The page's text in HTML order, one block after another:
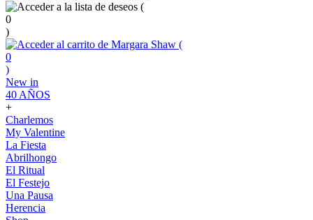
(
0
)
(
0
)
New in
40 AÑOS
+
Charlemos
My Valentine
La Fiesta
Abrilhongo
El Ritual
El Festejo
Una Pausa
Herencia